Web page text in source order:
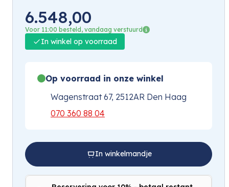
6.548,00
Voor 11:00 besteld, vandaag verstuurd
In winkel op voorraad
Op voorraad in onze winkel
Wagenstraat 67, 2512AR Den Haag
070 360 88 04
In winkelmandje